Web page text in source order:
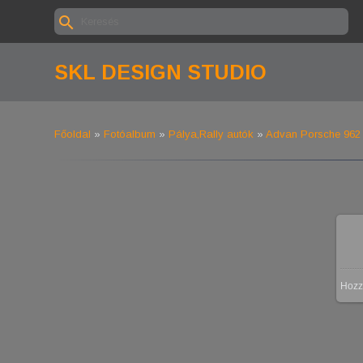
SKL DESIGN STUDIO
Főoldal » Fotóalbum » Pálya,Rally autók » Advan Porsche 962